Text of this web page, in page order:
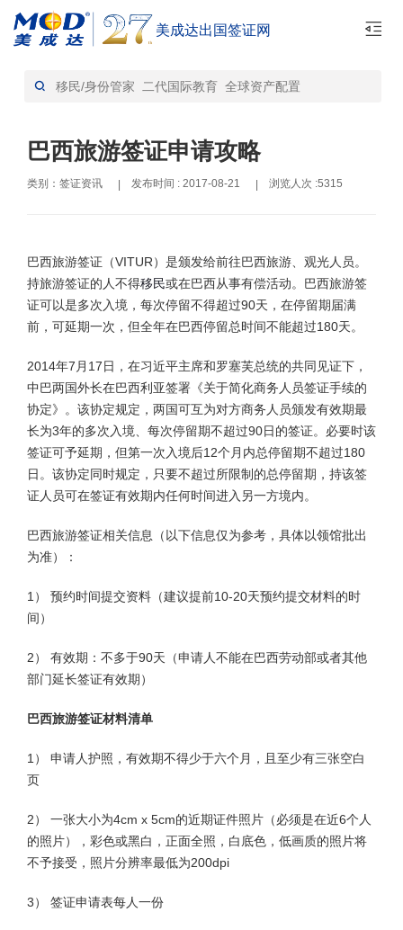
美成达出国签证网
首页> 签证资讯-资讯
巴西旅游签证申请攻略
类别：签证资讯 | 发布时间 : 2017-08-21 | 浏览人次 :5315
巴西旅游签证（VITUR）是颁发给前往巴西旅游、观光人员。
持旅游签证的人不得移民或在巴西从事有偿活动。巴西旅游签
证可以是多次入境，每次停留不得超过90天，在停留期届满
前，可延期一次，但全年在巴西停留总时间不能超过180天。
2014年7月17日，在习近平主席和罗塞芙总统的共同见证下，
中巴两国外长在巴西利亚签署《关于简化商务人员签证手续的
协定》。该协定规定，两国可互为对方商务人员颁发有效期最
长为3年的多次入境、每次停留期不超过90日的签证。必要时该
签证可予延期，但第一次入境后12个月内总停留期不超过180
日。该协定同时规定，只要不超过所限制的总停留期，持该签
证人员可在签证有效期内任何时间进入另一方境内。
巴西旅游签证相关信息（以下信息仅为参考，具体以领馆批出
为准）：
1） 预约时间提交资料（建议提前10-20天预约提交材料的时
间）
2） 有效期：不多于90天（申请人不能在巴西劳动部或者其他
部门延长签证有效期）
巴西旅游签证材料清单
1） 申请人护照，有效期不得少于六个月，且至少有三张空白
页
2） 一张大小为4cm x 5cm的近期证件照片（必须是在近6个人
的照片），彩色或黑白，正面全照，白底色，低画质的照片将
不予接受，照片分辨率最低为200dpi
3） 签证申请表每人一份